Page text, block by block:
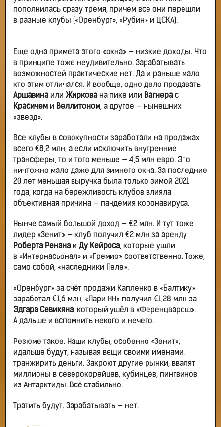
пополнилась сразу тремя, причем все они перешли
в разные клубы («Оренбург», «Рубин» и ЦСКА).
Еще одна примета этого «окна» — низкие доходы. Что
в принципе тоже неудивительно. Зарабатывать
возможностей практические нет. Да и раньше мало
кто этим отличался. И вообще, одно дело продавать
Аршавина или Жиркова на пике или Вагнера с
Красичем и Веллитоном, а другое — нынешних
«звезд».
Все клубы в совокупности заработали на продажах
всего €8,2 млн, а если исключить внутренние
трансферы, то и того меньше — 4,5 млн евро. Это
ничтожно мало даже для зимнего окна. За последние
20 лет меньшая выручка была только зимой 2021
года, когда на бережливость клубов влияла
объективная причина — пандемия коронавируса.
Нынче самый большой доход — €2 млн. И тут тоже
лидер «Зенит» — клуб получил €2 млн за аренду
Роберта Ренана и Ду Кейроса, которые ушли
в «Интернасьонал» и «Гремио» соответственно. Тоже,
само собой, «наследники Пеле».
«Оренбург» за счёт продажи Капленко в «Балтику»
заработал €1,6 млн, «Пари НН» получил €1,28 млн за
Эдгара Севикяна, который ушёл в «Ференцварош».
А дальше и вспомнить некого и нечего.
Резюме такое. Наши клубы, особенно «Зенит»,
идальше будут, называя вещи своими именами,
транжирить деньги. Закроют другие рынки, ввалят
миллионы в северокорейцев, кубинцев, пингвинов
из Антарктиды. Всё стабильно.
Тратить будут. Зарабатывать — нет.